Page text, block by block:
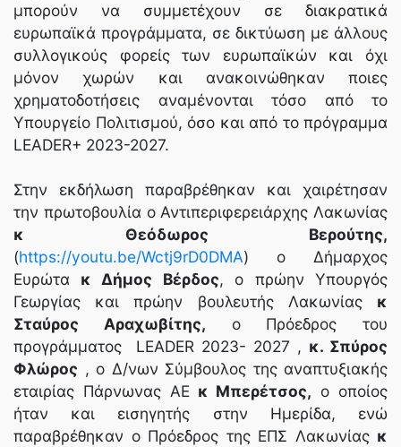
μπορούν να συμμετέχουν σε διακρατικά
ευρωπαϊκά προγράμματα, σε δικτύωση με άλλους
συλλογικούς φορείς των ευρωπαϊκών και όχι
μόνον χωρών και ανακοινώθηκαν ποιες
χρηματοδοτήσεις αναμένονται τόσο από το
Υπουργείο Πολιτισμού, όσο και από το πρόγραμμα
LEADER+ 2023-2027.
Στην εκδήλωση παραβρέθηκαν και χαιρέτησαν
την πρωτοβουλία ο Αντιπεριφερειάρχης Λακωνίας
κ Θεόδωρος Βερούτης,
(https://youtu.be/Wctj9rD0DMA) ο Δήμαρχος
Ευρώτα κ Δήμος Βέρδος, ο πρώην Υπουργός
Γεωργίας και πρώην βουλευτής Λακωνίας κ
Σταύρος Αραχωβίτης, ο Πρόεδρος του
προγράμματος LEADER 2023- 2027 , κ. Σπύρος
Φλώρος , ο Δ/νων Σύμβουλος της αναπτυξιακής
εταιρίας Πάρνωνας ΑΕκ Μπερέτσος, ο οποίος
ήταν και εισηγητής στην Ημερίδα, ενώ
παραβρέθηκαν ο Πρόεδρος της ΕΠΣ Λακωνίας κ